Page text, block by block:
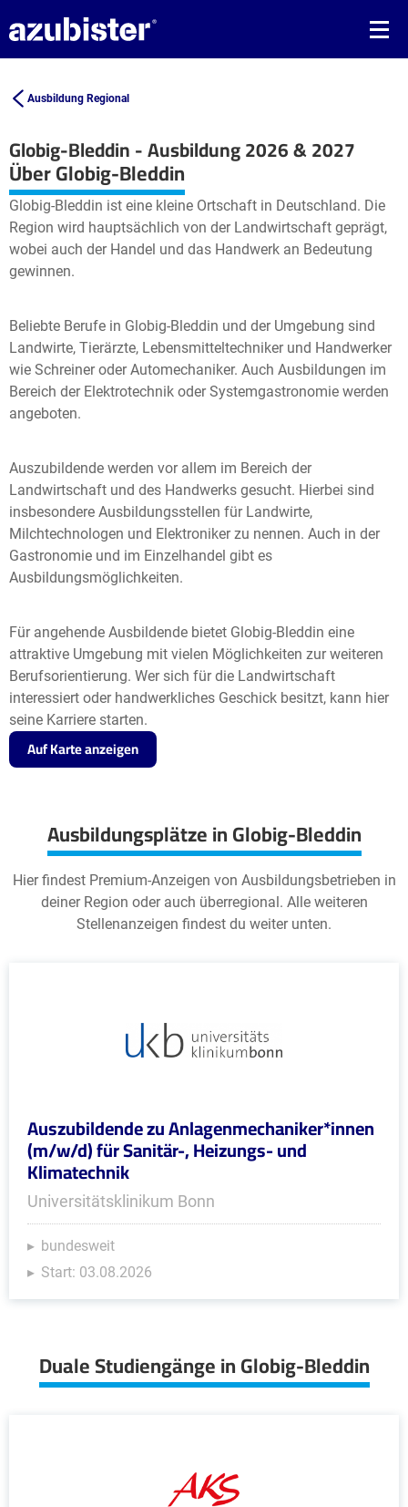
Ausbildung Regional
Globig-Bleddin - Ausbildung 2026 & 2027
+
−
Leaflet | ©OpenStreetMap2contributors
Über Globig-Bleddin
Globig-Bleddin ist eine kleine Ortschaft in Deutschland. Die
Region wird hauptsächlich von der Landwirtschaft geprägt,
wobei auch der Handel und das Handwerk an Bedeutung
gewinnen.
Beliebte Berufe in Globig-Bleddin und der Umgebung sind
Landwirte, Tierärzte, Lebensmitteltechniker und Handwerker
wie Schreiner oder Automechaniker. Auch Ausbildungen im
Bereich der Elektrotechnik oder Systemgastronomie werden
angeboten.
Auszubildende werden vor allem im Bereich der
Landwirtschaft und des Handwerks gesucht. Hierbei sind
insbesondere Ausbildungsstellen für Landwirte,
Milchtechnologen und Elektroniker zu nennen. Auch in der
Gastronomie und im Einzelhandel gibt es
Ausbildungsmöglichkeiten.
Für angehende Ausbildende bietet Globig-Bleddin eine
attraktive Umgebung mit vielen Möglichkeiten zur weiteren
Berufsorientierung. Wer sich für die Landwirtschaft
interessiert oder handwerkliches Geschick besitzt, kann hier
seine Karriere starten.
Auf Karte anzeigen
Ausbildungsplätze in Globig-Bleddin
Hier findest Premium-Anzeigen von Ausbildungsbetrieben in
deiner Region oder auch überregional. Alle weiteren
Stellenanzeigen findest du weiter unten.
Auszubildende zu Anlagenmechaniker*innen
(m/w/d) für Sanitär-, Heizungs- und
Klimatechnik
Universitätsklinikum Bonn
bundesweit
Start: 03.08.2026
Duale Studiengänge in Globig-Bleddin